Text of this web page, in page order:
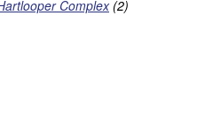
Complex(2)